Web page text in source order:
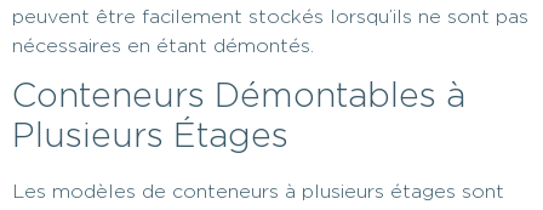
peuvent être facilement stockés lorsqu’ils ne sont pas
nécessaires en étant démontés.
Conteneurs Démontables à
Plusieurs Étages
Les modèles de conteneurs à plusieurs étages sont